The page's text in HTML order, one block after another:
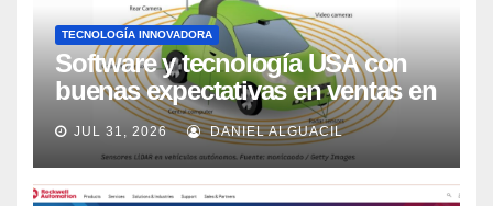
TECNOLOGÍA INNOVADORA
Software y tecnología USA con
buenas expectativas en ventas en
los próximos 2 años, según
Market Watch
JUL 31, 2026 DANIEL ALGUACIL